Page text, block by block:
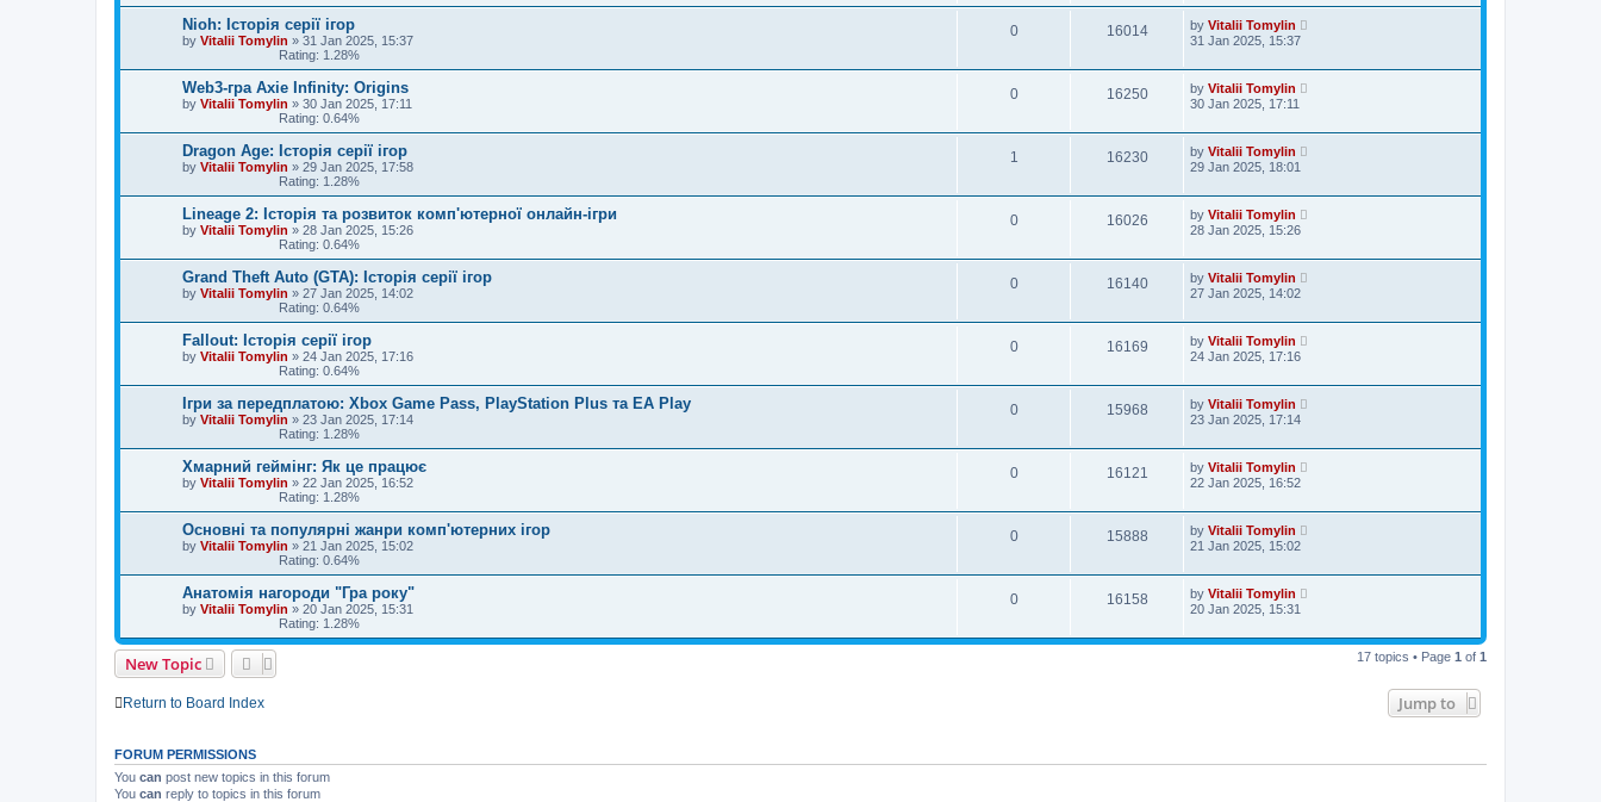
Nioh: Історія серії ігор
by Vitalii Tomylin » 31 Jan 2025, 15:37
Rating: 1.28%
0 16014 by Vitalii Tomylin
31 Jan 2025, 15:37
Web3-гра Axie Infinity: Origins
by Vitalii Tomylin » 30 Jan 2025, 17:11
Rating: 0.64%
0 16250 by Vitalii Tomylin
30 Jan 2025, 17:11
Dragon Age: Історія серії ігор
by Vitalii Tomylin » 29 Jan 2025, 17:58
Rating: 1.28%
1 16230 by Vitalii Tomylin
29 Jan 2025, 18:01
Lineage 2: Історія та розвиток комп'ютерної онлайн-ігри
by Vitalii Tomylin » 28 Jan 2025, 15:26
Rating: 0.64%
0 16026 by Vitalii Tomylin
28 Jan 2025, 15:26
Grand Theft Auto (GTA): Історія серії ігор
by Vitalii Tomylin » 27 Jan 2025, 14:02
Rating: 0.64%
0 16140 by Vitalii Tomylin
27 Jan 2025, 14:02
Fallout: Історія серії ігор
by Vitalii Tomylin » 24 Jan 2025, 17:16
Rating: 0.64%
0 16169 by Vitalii Tomylin
24 Jan 2025, 17:16
Ігри за передплатою: Xbox Game Pass, PlayStation Plus та EA Play
by Vitalii Tomylin » 23 Jan 2025, 17:14
Rating: 1.28%
0 15968 by Vitalii Tomylin
23 Jan 2025, 17:14
Хмарний геймінг: Як це працює
by Vitalii Tomylin » 22 Jan 2025, 16:52
Rating: 1.28%
0 16121 by Vitalii Tomylin
22 Jan 2025, 16:52
Основні та популярні жанри комп'ютерних ігор
by Vitalii Tomylin » 21 Jan 2025, 15:02
Rating: 0.64%
0 15888 by Vitalii Tomylin
21 Jan 2025, 15:02
Анатомія нагороди "Гра року"
by Vitalii Tomylin » 20 Jan 2025, 15:31
Rating: 1.28%
0 16158 by Vitalii Tomylin
20 Jan 2025, 15:31
New Topic 17 topics • Page 1 of 1
Return to Board Index Jump to
FORUM PERMISSIONS
You can post new topics in this forum
You can reply to topics in this forum